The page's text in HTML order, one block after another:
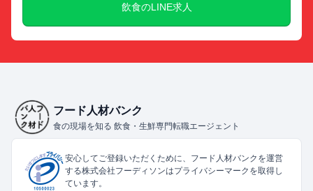
飲食のLINE求人
フード人材バンク
食の現場を知る 飲食・生鮮専門転職エージェント
安心してご登録いただくために、フード人材バンクを運営
する株式会社フーディソンはプライバシーマークを取得し
ています。